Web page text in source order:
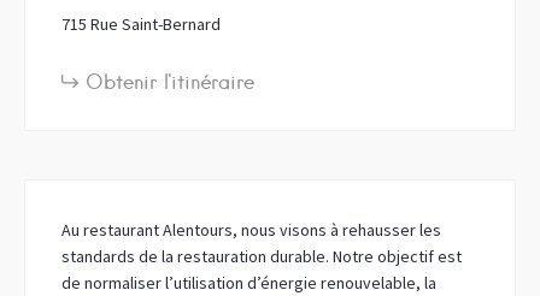
715 Rue Saint-Bernard
Obtenir l'itinéraire
Au restaurant Alentours, nous visons à rehausser les
standards de la restauration durable. Notre objectif est
de normaliser l’utilisation d’énergie renouvelable, la